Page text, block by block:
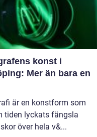
konst i
Mer än bara en
är en konstform som
tiden lyckats fängsla
över hela v&...